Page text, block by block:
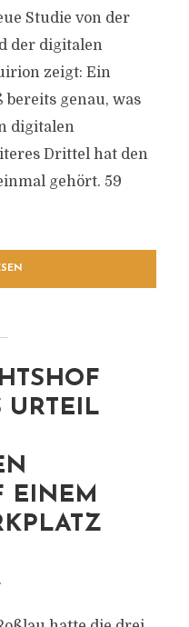
Studie von der
der digitalen
zeigt: Ein
genau, was
digitalen
Drittel hat den
gehört. 59
URTEIL
EINEM